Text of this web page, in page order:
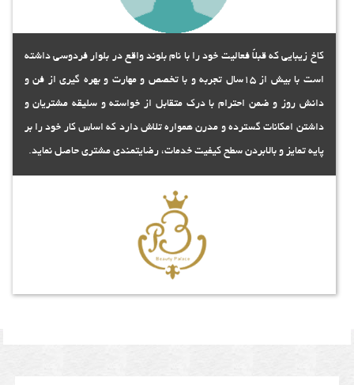
کاخ زیبایی که قبلاً فعالیت خود را با نام بلوند واقع در بلوار فردوسی داشته
است با بیش از 15سال تجربه و با تخصص و مهارت و بهره گیری از فن و
دانش روز و ضمن احترام با درک متقابل از خواسته و سلیقه مشتریان و
داشتن امکانات گسترده و مدرن همواره تلاش دارد که اساس کار خود را بر
پایه تمایز و بالابردن سطح کیفیت خدمات، رضایتمندی مشتری حاصل نماید.